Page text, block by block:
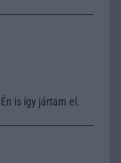
is így jártam el.